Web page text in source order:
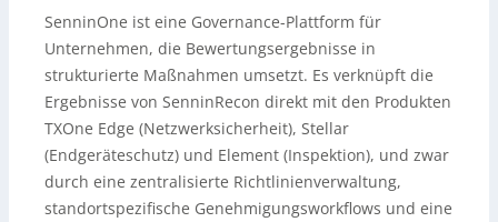
SenninOne ist eine Governance-Plattform für
Unternehmen, die Bewertungsergebnisse in
strukturierte Maßnahmen umsetzt. Es verknüpft die
Ergebnisse von SenninRecon direkt mit den Produkten
TXOne Edge (Netzwerksicherheit), Stellar
(Endgeräteschutz) und Element (Inspektion), und zwar
durch eine zentralisierte Richtlinienverwaltung,
standortspezifische Genehmigungsworkflows und eine